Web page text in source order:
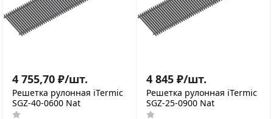
4 755,70 ₽/шт.
Решетка рулонная iTermic
SGZ-40-0600 Nat
4 845 ₽/шт.
Решетка рулонная iTermic
SGZ-25-0900 Nat